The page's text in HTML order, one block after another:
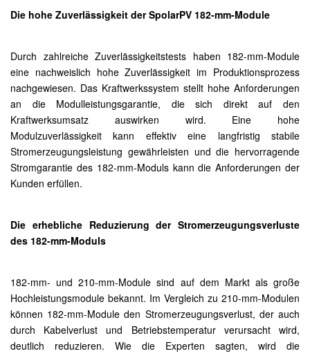
Die hohe Zuverlässigkeit der SpolarPV 182-mm-Module
Durch zahlreiche Zuverlässigkeitstests haben 182-mm-Module
eine nachweislich hohe Zuverlässigkeit im Produktionsprozess
nachgewiesen. Das Kraftwerkssystem stellt hohe Anforderungen
an die Modulleistungsgarantie, die sich direkt auf den
Kraftwerksumsatz auswirken wird. Eine hohe
Modulzuverlässigkeit kann effektiv eine langfristig stabile
Stromerzeugungsleistung gewährleisten und die hervorragende
Stromgarantie des 182-mm-Moduls kann die Anforderungen der
Kunden erfüllen.
Die erhebliche Reduzierung der Stromerzeugungsverluste
des 182-mm-Moduls
182-mm- und 210-mm-Module sind auf dem Markt als große
Hochleistungsmodule bekannt. Im Vergleich zu 210-mm-Modulen
können 182-mm-Module den Stromerzeugungsverlust, der auch
durch Kabelverlust und Betriebstemperatur verursacht wird,
deutlich reduzieren. Wie die Experten sagten, wird die